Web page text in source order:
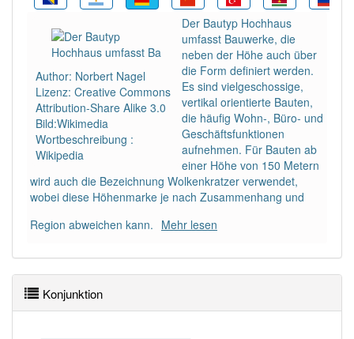
Häufigkeit: 6 von 10
Wörter mit Endung-hochhaus: 2
Wörter mit Endung-hochhausaber mit einem
anderen Artikel das: 0
90% unserer Spielapp-Nutzer haben den Artikel
korrekt erraten.
Author: Norbert Nagel
Lizenz: Creative Commons
Attribution-Share Alike 3.0
Bild:Wikimedia
Wortbeschreibung :
Wikipedia
Der Bautyp Hochhaus
umfasst Bauwerke, die
neben der Höhe auch über
die Form definiert werden.
Es sind vielgeschossige,
vertikal orientierte Bauten,
die häufig Wohn-, Büro- und
Geschäftsfunktionen
aufnehmen. Für Bauten ab
einer Höhe von 150 Metern
wird auch die Bezeichnung Wolkenkratzer verwendet,
wobei diese Höhenmarke je nach Zusammenhang und
Region abweichen kann. Mehr lesen
Konjunktion